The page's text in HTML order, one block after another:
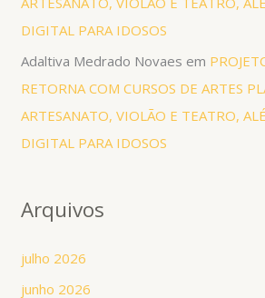
DIGITAL PARA IDOSOS
Adaltiva Medrado Novaes em
RETORNA COM CURSOS DE ARTES
ARTESANATO, VIOLÃO E TEATRO,
DIGITAL PARA IDOSOS
Arquivos
julho 2026
junho 2026